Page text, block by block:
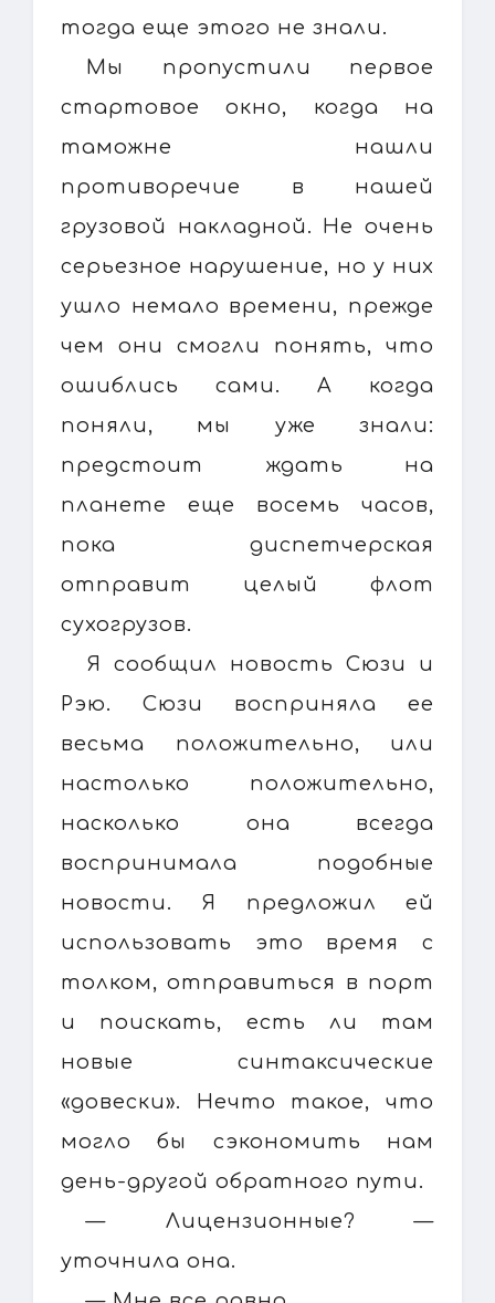
тогда еще этого не знали.
Мы пропустили первое
стартовое окно, когда на
таможне нашли
противоречие в нашей
грузовой накладной. Не очень
серьезное нарушение, но у них
ушло немало времени, прежде
чем они смогли понять, что
ошиблись сами. А когда
поняли, мы уже знали:
предстоит ждать на
планете еще восемь часов,
пока диспетчерская
отправит целый флот
сухогрузов.
Я сообщил новость Сюзи и
Рэю. Сюзи восприняла ее
весьма положительно, или
настолько положительно,
насколько она всегда
воспринимала подобные
новости. Я предложил ей
использовать это время с
толком, отправиться в порт
и поискать, есть ли там
новые синтаксические
«довески». Нечто такое, что
могло бы сэкономить нам
день-другой обратного пути.
— Лицензионные? —
уточнила она.